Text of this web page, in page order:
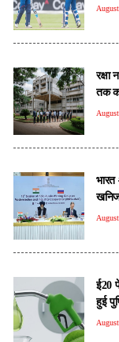
रक्षा
तक
ई20
हुई